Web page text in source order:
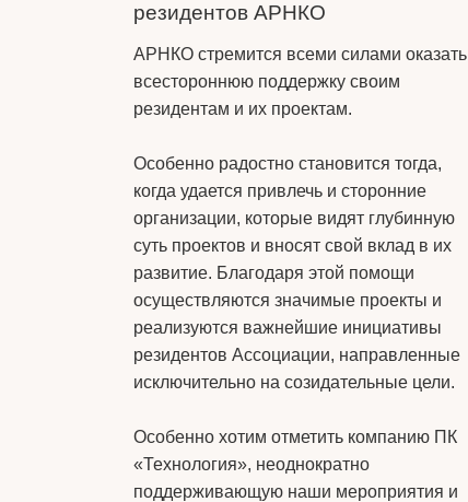
резидентов АРНКО
АРНКО стремится всеми силами оказать
всестороннюю поддержку своим
резидентам и их проектам.
Особенно радостно становится тогда,
когда удается привлечь и сторонние
организации, которые видят глубинную
суть проектов и вносят свой вклад в их
развитие. Благодаря этой помощи
осуществляются значимые проекты и
реализуются важнейшие инициативы
резидентов Ассоциации, направленные
исключительно на созидательные цели.
Особенно хотим отметить компанию ПК
«Технология», неоднократно
поддерживающую наши мероприятия и